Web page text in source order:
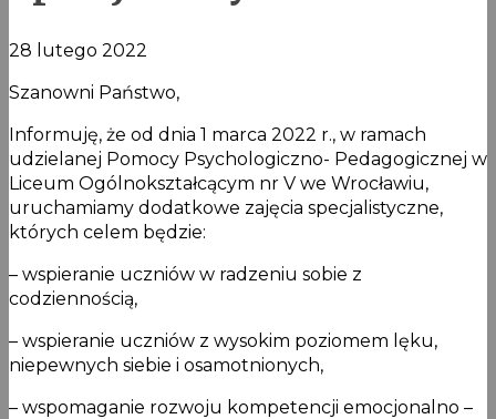
28 lutego 2022
Szanowni Państwo,
Informuję, że od dnia 1 marca 2022 r., w ramach
udzielanej Pomocy Psychologiczno- Pedagogicznej w
Liceum Ogólnokształcącym nr V we Wrocławiu,
uruchamiamy dodatkowe zajęcia specjalistyczne,
których celem będzie:
– wspieranie uczniów w radzeniu sobie z
codziennością,
– wspieranie uczniów z wysokim poziomem lęku,
niepewnych siebie i osamotnionych,
– wspomaganie rozwoju kompetencji emocjonalno –